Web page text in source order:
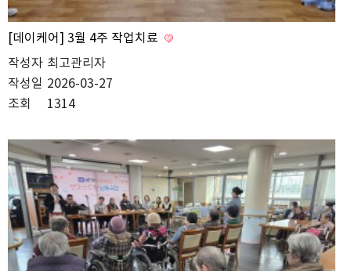
[데이케어] 3월 4주 작업치료
작성자 최고관리자
작성일 2026-03-27
조회
1314